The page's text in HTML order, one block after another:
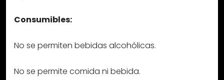
Consumibles:
No se permiten bebidas alcohólicas.
No se permite comida ni bebida.